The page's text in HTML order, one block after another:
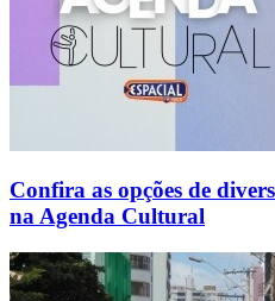
Confira as opções de
na Agenda Cultural